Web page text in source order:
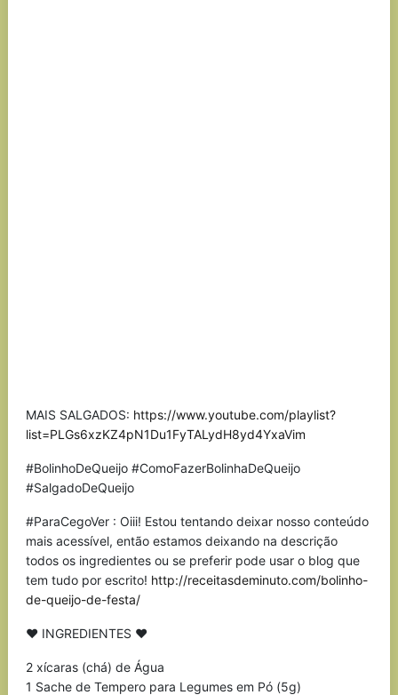
MAIS SALGADOS: https://www.youtube.com/playlist?
list=PLGs6xzKZ4pN1Du1FyTALydH8yd4YxaVim
#BolinhoDeQueijo #ComoFazerBolinhaDeQueijo
#SalgadoDeQueijo
#ParaCegoVer : Oiii! Estou tentando deixar nosso conteúdo
mais acessível, então estamos deixando na descrição
todos os ingredientes ou se preferir pode usar o blog que
tem tudo por escrito! http://receitasdeminuto.com/bolinho-
de-queijo-de-festa/
♥ INGREDIENTES ♥
2 xícaras (chá) de Água
1 Sache de Tempero para Legumes em Pó (5g)